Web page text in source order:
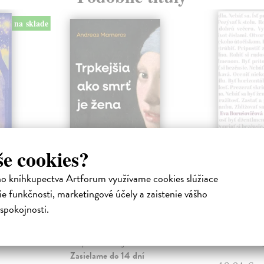
cookies?
kníhkupectva Artforum využívame cookies slúžiace
funkčnosti, marketingové účely a zaistenie vášho
na sklade
o
nejisté
Trpkejšia ako smrť
je žena
Marneros Andreas| Kniha
Zasielame do 14 dní
Borušovičová
Táto kniha
projektov,
Na sklade